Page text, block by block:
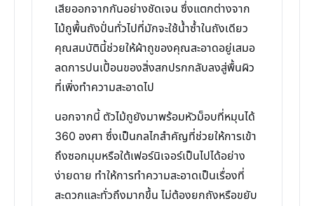
เสียออกจากกันอย่างชัดเจน ซึ่งแตกต่างจาก
ไม้ถูพื้นถังปั่นทั่วไปที่มักจะใช้น้ำซ้ำในถังเดียว
คุณสมบัตินี้ช่วยให้ผ้าถูของคุณสะอาดอยู่เสมอ
ลดการปนเปื้อนของสิ่งสกปรกกลับลงสู่พื้นผิว
ที่เพิ่งทำความสะอาดไป
นอกจากนี้ ตัวไม้ถูยังมาพร้อมหัวม็อบที่หมุนได้
360 องศา ซึ่งเป็นกลไกสำคัญที่ช่วยให้การเข้า
ถึงซอกมุมหรือใต้เฟอร์นิเจอร์เป็นไปได้อย่าง
ง่ายดาย ทำให้การทำความสะอาดเป็นเรื่องที่
สะดวกและทั่วถึงมากขึ้น ไม่ต้องยกถังหรือขยับ